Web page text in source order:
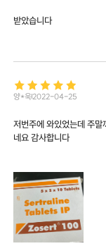
받았습니다
양*욱2022-04-25
저번주에 와있었는데 주
네요 감사합니다